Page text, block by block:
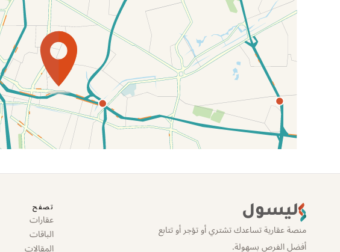
الموقع عل الخريطة
ليسول
منصة عقارية تساعدك تشتري أو تؤجر أو تتابع
أفضل الفرص بسهولة.
تصفح
عقارات
الباقات